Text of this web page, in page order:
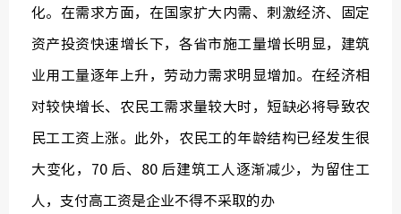
化。在需求方面，在国家扩大内需、刺激经济、固定
资产投资快速增长下，各省市施工量增长明显，建筑
业用工量逐年上升，劳动力需求明显增加。在经济相
对较快增长、农民工需求量较大时，短缺必将导致农
民工工资上涨。此外，农民工的年龄结构已经发生很
大变化，70 后、80 后建筑工人逐渐减少，为留住工
人，支付高工资是企业不得不采取的办